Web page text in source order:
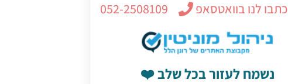
כתבו לנו בוואטסאפ 052-2508109
נשמח לעזור בכל שלב ❤️